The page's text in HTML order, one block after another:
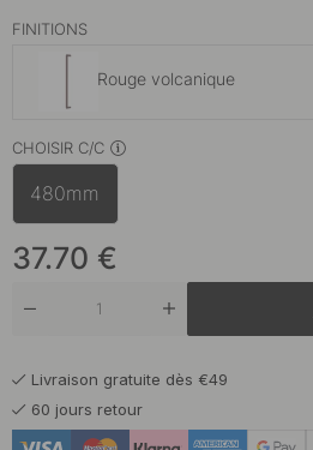
FINITIONS
Rouge volcanique
Blanc mat
Brun
Gris
Noir mat
CHOISIR C/C
480mm
37.70 €
Livraison gratuite dès €49
60 jours retour